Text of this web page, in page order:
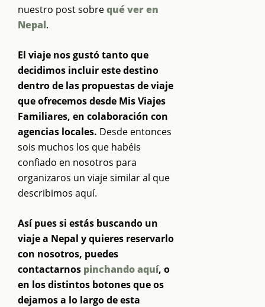
nuestro post sobrequé ver en
Nepal.
El viaje nos gustó tanto que
decidimos incluir este destino
dentro de las propuestas de viaje
que ofrecemos desde Mis Viajes
Familiares, en colaboración con
agencias locales. Desde entonces
sois muchos los que habéis
confiado en nosotros para
organizaros un viaje similar al que
describimos aquí.
Así pues si estás buscando un
viaje a Nepal y quieres reservarlo
con nosotros, puedes
contactarnos pinchando aquí, o
en los distintos botones que os
dejamos a lo largo de esta